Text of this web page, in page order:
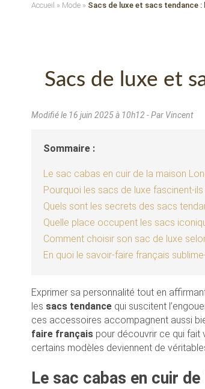
Accueil » Mode » Sacs de luxe et sacs tendance :
Sacs de luxe et
Modifié le 16 juin 2025 à 10h12 - Par Vincent
Sommaire :
Le sac cabas en cuir de la maison
Pourquoi les sacs de luxe fascinent-ils
Quels sont les secrets des sacs
Quelle place occupent les sacs
Comment choisir son sac de luxe
En quoi le savoir-faire français
Exprimer sa personnalité tout en
les sacs tendance qui suscitent
ces accessoires accompagnent aussi
faire français pour découvrir ce qui fait
certains modèles deviennent de
Le sac cabas en cuir